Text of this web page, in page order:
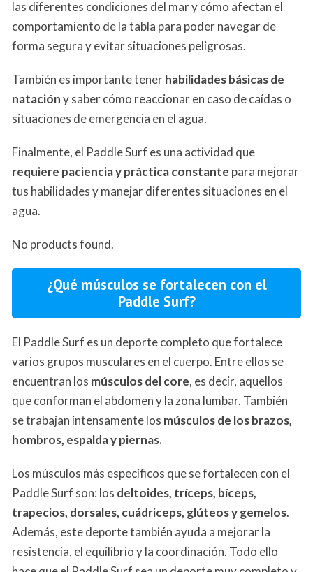
las diferentes condiciones del mar y cómo afectan el
comportamiento de la tabla para poder navegar de
forma segura y evitar situaciones peligrosas.
También es importante tenerhabilidades básicas de
natacióny saber cómo reaccionar en caso de caídas o
situaciones de emergencia en el agua.
Finalmente, el Paddle Surf es una actividad que
requiere paciencia y práctica constante para mejorar
tus habilidades y manejar diferentes situaciones en el
agua.
No products found.
¿Qué músculos se fortalecen con el
Paddle Surf?
El Paddle Surf es un deporte completo que fortalece
varios grupos musculares en el cuerpo. Entre ellos se
encuentran los músculos del core, es decir, aquellos
que conforman el abdomen y la zona lumbar. También
se trabajan intensamente los músculos de los brazos,
hombros, espalda y piernas.
Los músculos más específicos que se fortalecen con el
Paddle Surf son: los deltoides, tríceps, bíceps,
trapecios, dorsales, cuádriceps, glúteos y gemelos.
Además, este deporte también ayuda a mejorar la
resistencia, el equilibrio y la coordinación. Todo ello